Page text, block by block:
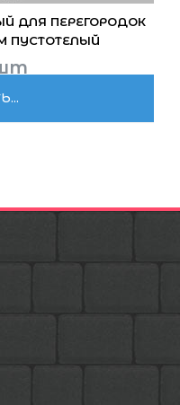
ДЛЯ ПЕРЕГОРОДОК
ПУСТОТЕЛЫЙ